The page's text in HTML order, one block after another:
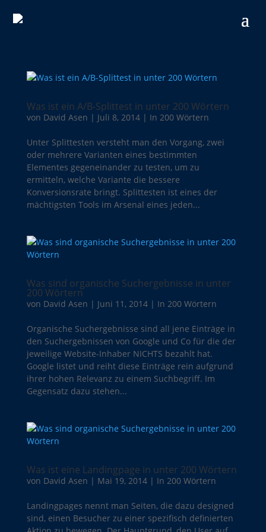
Was ist ein A/B-Splittest in unter 200 Wörtern
von David Asen | Juli 8, 2014| In 200 Wörtern
Unter Splittesten versteht man den Vorgang, zwei
oder mehrere Varianten eines bestimmten
Elementes gegeneinander zu testen, um zu
ermitteln, welche Variante die bessere
Konversionsrate bringt. Splittesten ist eines der
mächtigsten Tools im Arsenal eines jeden...
Was sind organische Suchergebnisse in unter
200 Wörtern
von David Asen | Juni 11, 2014| In 200 Wörtern
Organische Suchergebnisse sind all jene Einträge in
den Suchergebnissen von Google und Co für die der
jeweilige Website-Inhaber NICHTS bezahlt hat.
Google listet und reiht diese Einträge rein aufgrund
ihrer hohen Relevanz zu einem Suchbegriff. Im
Gegensatz dazu stehen...
Was ist eine Landingpage in unter 200 Wörtern
von David Asen | Mai 19, 2014| In 200 Wörtern
Landingpages nennt man Seiten, die dazu designed
sind, einen Besucher zu einer spezifisch definierten